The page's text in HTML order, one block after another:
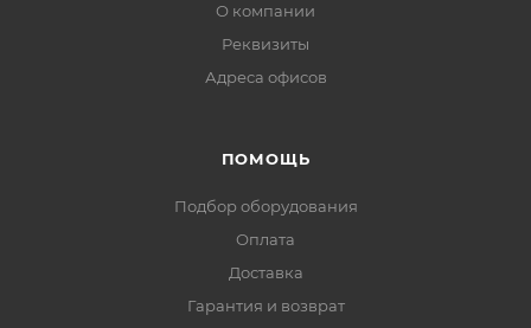
Технические характеристики изоленты kranz ПВХ 15
мм х 20 м, 0.13 мм, желтая
Количество в упаковке, шт: 1
О компании
Реквизиты
Адреса офисов
ПОМОЩЬ
Подбор оборудования
Оплата
Доставка
Гарантия и возврат